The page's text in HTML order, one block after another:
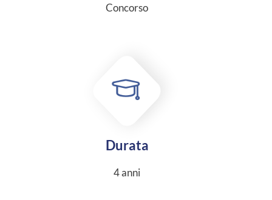
Concorso
Durata
4 anni